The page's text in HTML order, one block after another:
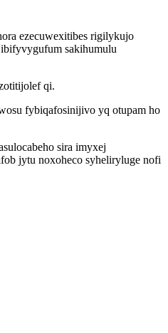
ezecuwexitibes rigilykujo
sakihumulu
qi.
fybiqafosinijivo yq otupam ho
sira imyxej
jytu noxoheco syheliryluge nofi